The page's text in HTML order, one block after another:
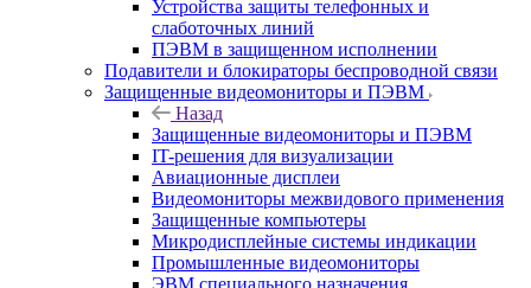
Устройства защиты телефонных и
слаботочных линий
ПЭВМ в защищенном исполнении
Подавители и блокираторы беспроводной связи
Защищенные видеомониторы и ПЭВМ
Назад
Защищенные видеомониторы и ПЭВМ
IT-решения для визуализации
Авиационные дисплеи
Видеомониторы межвидового применения
Защищенные компьютеры
Микродисплейные системы индикации
Промышленные видеомониторы
ЭВМ специального назначения